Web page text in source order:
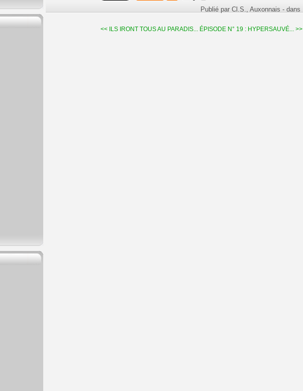
Publié par Cl.S., Auxonnais -dans
<< ILS IRONT TOUS AU PARADIS... ÉPISODE N° 19 : HYPERSAUVÉ... >>